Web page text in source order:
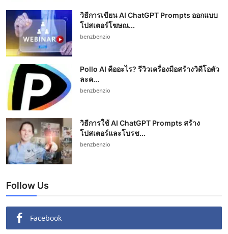
วิธีการเขียน AI ChatGPT Prompts ออกแบบ
โปสเตอร์โฆษณ...
benzbenzio
Pollo AI คืออะไร? รีวิวเครื่องมือสร้างวิดีโอตัว
ละค...
benzbenzio
วิธีการใช้ AI ChatGPT Prompts สร้าง
โปสเตอร์และโบรช...
benzbenzio
Follow Us
Facebook